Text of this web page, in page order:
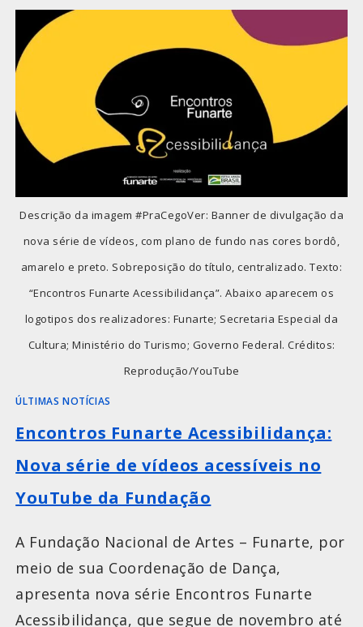
Descrição da imagem #PraCegoVer: Banner de divulgação da
nova série de vídeos, com plano de fundo nas cores bordô,
amarelo e preto. Sobreposição do título, centralizado. Texto:
“Encontros Funarte Acessibilidança”. Abaixo aparecem os
logotipos dos realizadores: Funarte; Secretaria Especial da
Cultura; Ministério do Turismo; Governo Federal. Créditos:
Reprodução/YouTube
ÚLTIMAS NOTÍCIAS
Encontros Funarte Acessibilidança:
Nova série de vídeos acessíveis no
YouTube da Fundação
A Fundação Nacional de Artes – Funarte, por
meio de sua Coordenação de Dança,
apresenta nova série Encontros Funarte
Acessibilidança, que segue de novembro até